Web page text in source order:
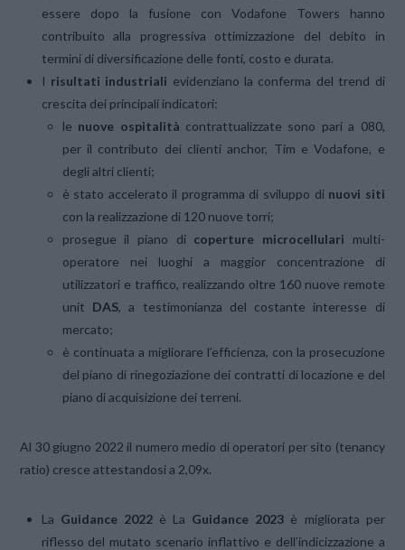
essere dopo la fusione con Vodafone Towers hanno
contribuito alla progressiva ottimizzazione del debito in
termini di diversificazione delle fonti, costo e durata.
I risultati industriali evidenziano la conferma del trend di
crescita dei principali indicatori:
le nuove ospitalità contrattualizzate sono pari a 080,
per il contributo dei clienti anchor, Tim e Vodafone, e
degli altri clienti;
è stato accelerato il programma di sviluppo di nuovi siti
con la realizzazione di 120 nuove torri;
prosegue il piano di coperture microcellulari multi-
operatore nei luoghi a maggior concentrazione di
utilizzatori e traffico, realizzando oltre 160 nuove remote
unit DAS, a testimonianza del costante interesse di
mercato;
è continuata a migliorare l’efficienza, con la prosecuzione
del piano di rinegoziazione dei contratti di locazione e del
piano di acquisizione dei terreni.
Al 30 giugno 2022 il numero medio di operatori per sito (tenancy
ratio) cresce attestandosi a 2,09x.
La Guidance 2022è La Guidance 2023 è migliorata per
riflesso del mutato scenario inflattivo e dell’indicizzazione a